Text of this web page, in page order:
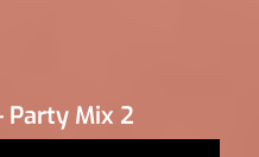
Party Mix 2